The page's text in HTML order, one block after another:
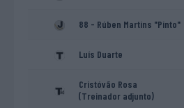
88 - Rúben Martins "Pinto"
Luís Duarte
Cristóvão Rosa
(Treinador adjunto)